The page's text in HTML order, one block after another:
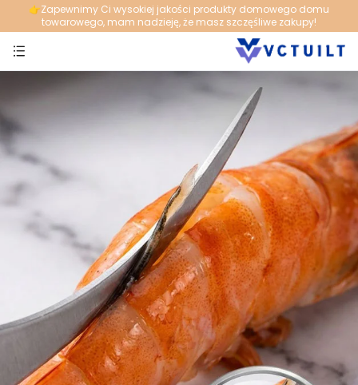
👉️Zapewnimy Ci wysokiej jakości produkty domowego domu
towarowego, mam nadzieję, że masz szczęśliwe zakupy!